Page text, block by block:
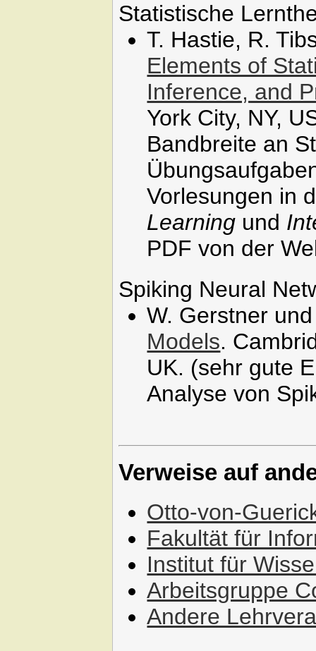
Statistische
T. Hastie, R.
Elements of
Inference, and
York City, NY,
Bandbreite an
Vorlesungen in
Learning und
PDF von der
Spiking Neural
W. Gerstner
Models.
UK. (sehr gute
Analyse von
Verweise auf
Otto-von-
Fakultät für
Institut für
Arbeitsgruppe
Andere